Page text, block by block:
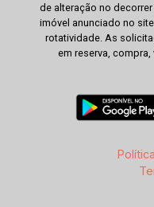
de alteração no
imóvel anunciado no
rotatividade. As
em reserva,